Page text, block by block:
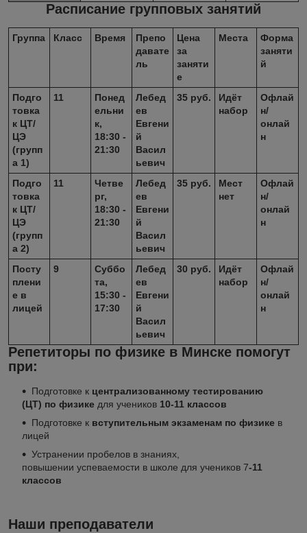
Расписание групповых занятий
Группа Класс Время
Препо
давате
ль
Цена
за
заняти
е
Места
Форма
заняти
й
Подго
товка
к ЦТ/
ЦЭ
(групп
а 1)
11
Понед
ельни
к,
18:30 -
21:30
Лебед
ев
Евгени
й
Васил
ьевич
35 руб.
Идёт
набор
Офлай
н/
онлай
н
Подго
товка
к ЦТ/
ЦЭ
(групп
а 2)
11
Четве
рг,
18:30 -
21:30
Лебед
ев
Евгени
й
Васил
ьевич
35 руб.
Мест
нет
Офлай
н/
онлай
н
Посту
плени
е в
лицей
9
Суббо
та,
15:30 -
17:30
Лебед
ев
Евгени
й
Васил
ьевич
30 руб.
Идёт
набор
Офлай
н/
онлай
н
Репетиторы по физике в Минске помогут
при:
Подготовке к централизованному тестированию
(ЦТ) по физике для учеников 10-11 классов
Подготовке к вступительным экзаменам по физике в
лицей
Устранении пробелов в знаниях,
повышении успеваемости в школе для учеников 7-11
классов
Наши преподаватели